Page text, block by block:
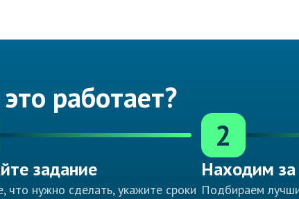
работает?
задание
что нужно сделать, укажите сроки
2
Находим
Подбираем